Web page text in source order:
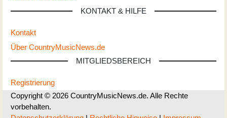
KONTAKT & HILFE
Kontakt
Über CountryMusicNews.de
MITGLIEDSBEREICH
Registrierung
Copyright © 2026 CountryMusicNews.de. Alle Rechte
vorbehalten.